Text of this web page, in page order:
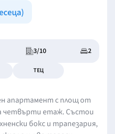
3/10 2
ТЕЦ
апартамент с площ от
четвърти етаж. Състои
бокс и трапезария,